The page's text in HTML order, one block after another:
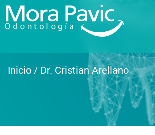
Inicio / Dr. Cristian Arellano